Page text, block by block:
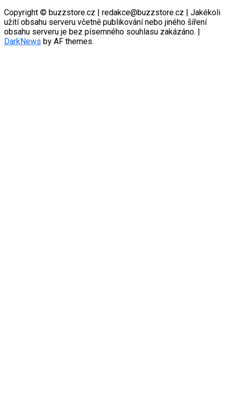
Copyright © buzzstore.cz | redakce@buzzstore.cz | Jakékoli
užití obsahu serveru včetně publikování nebo jiného šíření
obsahu serveru je bez písemného souhlasu zakázáno. |
DarkNews by AF themes.